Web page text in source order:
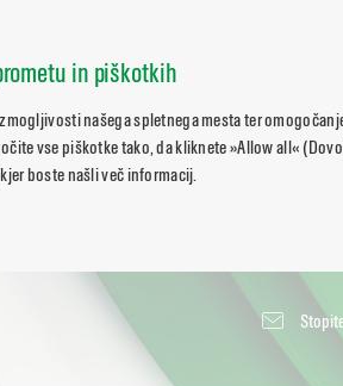
in piškotkih
našega spletnega mesta ter
vse piškotke tako, da kliknete »Allow all«
boste našli več informacij.